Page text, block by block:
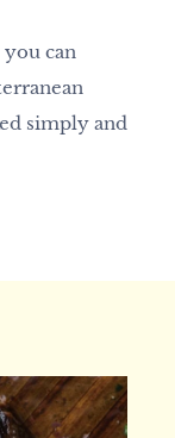
you can
simply and